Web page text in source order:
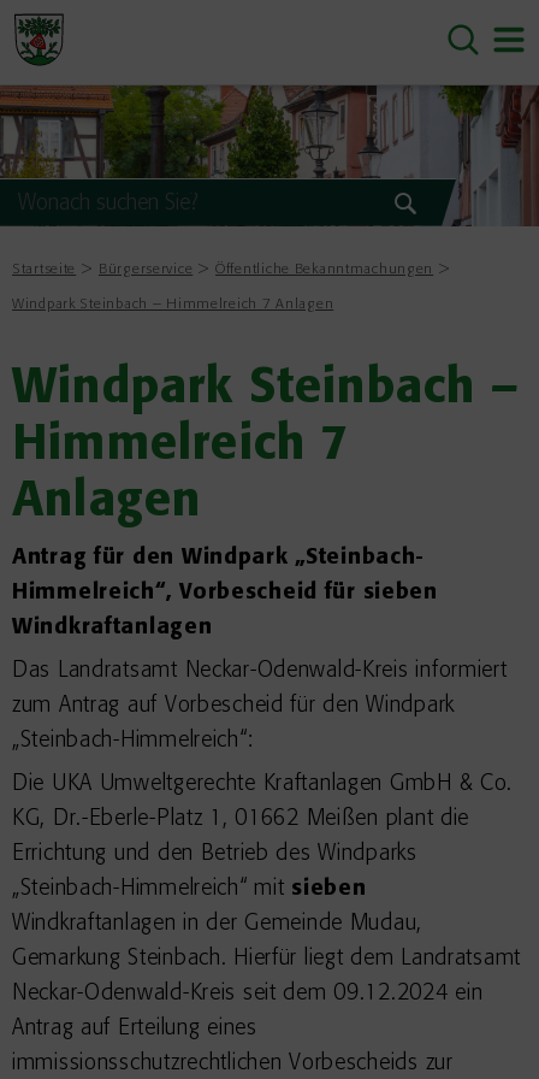
Startseite Bürgerservice Öffentliche Bekanntmachungen
Windpark Steinbach – Himmelreich 7 Anlagen
Windpark Steinbach –
Himmelreich 7
Anlagen
Antrag für den Windpark „Steinbach-
Himmelreich“, Vorbescheid für sieben
Windkraftanlagen
Das Landratsamt Neckar-Odenwald-Kreis informiert
zum Antrag auf Vorbescheid für den Windpark
„Steinbach-Himmelreich“:
Die UKA Umweltgerechte Kraftanlagen GmbH & Co.
KG, Dr.-Eberle-Platz 1, 01662 Meißen plant die
Errichtung und den Betrieb des Windparks
„Steinbach-Himmelreich“ mit sieben
Windkraftanlagen in der Gemeinde Mudau,
Gemarkung Steinbach. Hierfür liegt dem Landratsamt
Neckar-Odenwald-Kreis seit dem 09.12.2024 ein
Antrag auf Erteilung eines
immissionsschutzrechtlichen Vorbescheids zur